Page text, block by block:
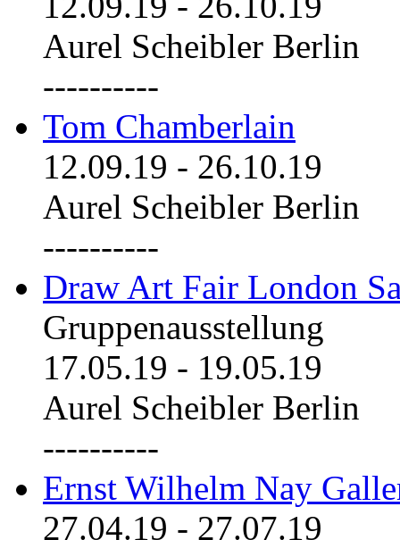
Aurel Scheibler Berlin
----------
Tom Chamberlain
12.09.19 - 26.10.19
Aurel Scheibler Berlin
----------
Draw Art Fair London
Gruppenausstellung
17.05.19 - 19.05.19
Aurel Scheibler Berlin
----------
Ernst Wilhelm Nay
27.04.19 - 27.07.19